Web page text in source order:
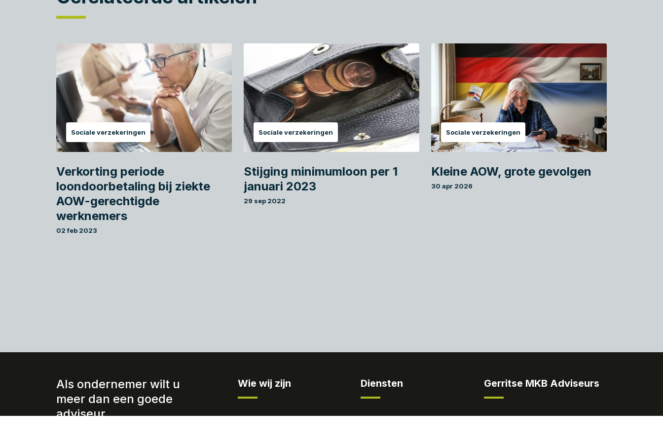
Sociale verzekeringen
Verkorting periode
loondoorbetaling bij ziekte
AOW-gerechtigde
werknemers
02 feb 2023
Sociale verzekeringen
Stijging minimumloon per 1
januari 2023
29 sep 2022
Sociale verzekeringen
Kleine AOW, grote gevolgen
30 apr 2026
Als ondernemer wilt u
meer dan een goede
adviseur.
Wie wij zijn Diensten Gerritse MKB Adviseurs